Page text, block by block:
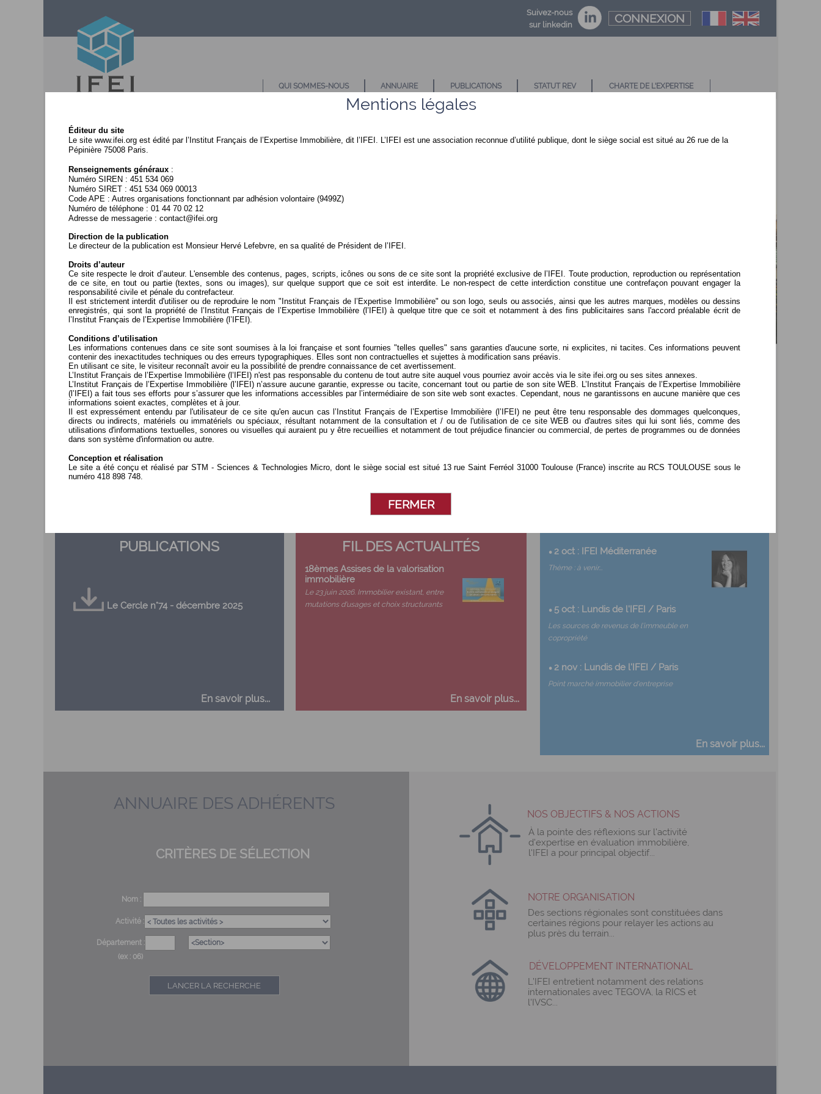
L’INSTITUT FRANÇAIS DE L’EXPERTISE IMMOBILIÈRE
est une association,créée en 1979, qui a pour objet lapromotion et
l’organisation de l’expertise en évaluation immobilière.
Représenté dans toute la France
praticiens de toutes les professions de l'industrie immobilière en
Acteur de l’évolution des méthodologies,il est à l’origine de la
Charte de l’Expertise en Évaluation Immobilière
, texte majeur qui
PUBLICATIONS
Le Cercle n°74 - décembre 2025
En savoir plus...
FIL DES ACTUALITÉS
18èmes Assises de la valorisation
immobilière
Le 23 juin 2026. Immobilier existant, entre
mutations d'usages et choix structurants
En savoir plus...
ÉVÈNEMENTS À VENIR
• 23 juin : 18es Assises de l'IFEI
et choix structurants
• 2 oct : IFEI Méditerranée
Thème : à venir...
• 5 oct : Lundis de l'IFEI / Paris
Les sources de revenus de l’immeuble en
copropriété
• 2 nov : Lundis de l'IFEI / Paris
Point marché immobilier d'entreprise
En savoir plus...
ANNUAIRE DES ADHÉRENTS
CRITÈRES DE SÉLECTION
Nom :
Activité :
Département :
(ex : 06)
LANCER LA RECHERCHE
NOS OBJECTIFS & NOS ACTIONS
À la pointe des réflexions sur l'activité
d'expertise en évaluation immobilière,
l'IFEI a pour principal objectif...
NOTRE ORGANISATION
Des sections régionales sont constituées dans
certaines régions pour relayer les actions au
plus près du terrain...
DÉVELOPPEMENT INTERNATIONAL
L’IFEI entretient notamment des relations
internationales avec TEGOVA, la RICS et
l'IVSC...
Suivez-nous
sur linkedin
CONNEXION
QUI SOMMES-NOUS ANNUAIRE PUBLICATIONS STATUT REV CHARTE DE L'EXPERTISE
Rejoignez-nous
Contactez-nous
Espace adhérents
Médiation Conciliation
Arbitrage
Mentions légales
Éditeur du site
Le site www.ifei.org est édité par l’Institut Français de l’Expertise Immobilière, dit l’IFEI. L’IFEI est une association reconnue d’utilité publique, dont le siège social est situé au 26 rue de la
Pépinière 75008 Paris.
Renseignements généraux :
Numéro SIREN : 451 534 069
Numéro SIRET : 451 534 069 00013
Code APE : Autres organisations fonctionnant par adhésion volontaire (9499Z)
Numéro de téléphone : 01 44 70 02 12
Adresse de messagerie : contact@ifei.org
Direction de la publication
Le directeur de la publication est Monsieur Hervé Lefebvre, en sa qualité de Président de l’IFEI.
Droits d’auteur
Ce site respecte le droit d’auteur. L'ensemble des contenus, pages, scripts, icônes ou sons de ce site sont la propriété exclusive de l’IFEI. Toute production, reproduction ou représentation
de ce site, en tout ou partie (textes, sons ou images), sur quelque support que ce soit est interdite. Le non-respect de cette interdiction constitue une contrefaçon pouvant engager la
responsabilité civile et pénale du contrefacteur.
Il est strictement interdit d'utiliser ou de reproduire le nom "Institut Français de l’Expertise Immobilière" ou son logo, seuls ou associés, ainsi que les autres marques, modèles ou dessins
enregistrés, qui sont la propriété de l’Institut Français de l’Expertise Immobilière (l’IFEI) à quelque titre que ce soit et notamment à des fins publicitaires sans l'accord préalable écrit de
l’Institut Français de l’Expertise Immobilière (l’IFEI).
Conditions d’utilisation
Les informations contenues dans ce site sont soumises à la loi française et sont fournies "telles quelles" sans garanties d'aucune sorte, ni explicites, ni tacites. Ces informations peuvent
contenir des inexactitudes techniques ou des erreurs typographiques. Elles sont non contractuelles et sujettes à modification sans préavis.
En utilisant ce site, le visiteur reconnaît avoir eu la possibilité de prendre connaissance de cet avertissement.
L’Institut Français de l’Expertise Immobilière (l’IFEI) n'est pas responsable du contenu de tout autre site auquel vous pourriez avoir accès via le site ifei.org ou ses sites annexes.
L’Institut Français de l’Expertise Immobilière (l’IFEI) n’assure aucune garantie, expresse ou tacite, concernant tout ou partie de son site WEB. L’Institut Français de l’Expertise Immobilière
(l’IFEI) a fait tous ses efforts pour s’assurer que les informations accessibles par l’intermédiaire de son site web sont exactes. Cependant, nous ne garantissons en aucune manière que ces
informations soient exactes, complètes et à jour.
Il est expressément entendu par l'utilisateur de ce site qu'en aucun cas l’Institut Français de l’Expertise Immobilière (l’IFEI) ne peut être tenu responsable des dommages quelconques,
directs ou indirects, matériels ou immatériels ou spéciaux, résultant notamment de la consultation et / ou de l'utilisation de ce site WEB ou d'autres sites qui lui sont liés, comme des
utilisations d'informations textuelles, sonores ou visuelles qui auraient pu y être recueillies et notamment de tout préjudice financier ou commercial, de pertes de programmes ou de données
dans son système d'information ou autre.
Conception et réalisation
Le site a été conçu et réalisé par STM - Sciences & Technologies Micro, dont le siège social est situé 13 rue Saint Ferréol 31000 Toulouse (France) inscrite au RCS TOULOUSE sous le
numéro 418 898 748.
Le site www.ifei.org est hébergé par la société NFRANCE CONSEIL, inscrite au RCS TOULOUSE sous le numéro 425 052 941 et dont le siège social est situé 9 RUE RITAY 31000
FERMER